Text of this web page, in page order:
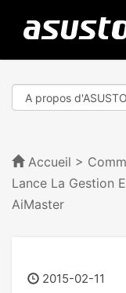
Accueil >
Lance La Gestion
AiMaster
2015-02-11